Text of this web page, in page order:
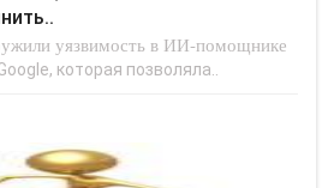
уязвимость в ИИ-помощнике
которая позволяла..